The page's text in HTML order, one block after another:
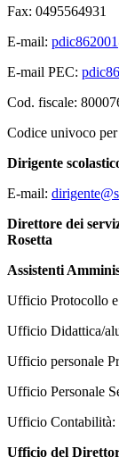
Fax: 0495564931
E-mail:
E-mail PEC:
Cod. fiscale:
Codice univoco
Dirigente
E-mail:
Direttore dei
Rosetta
Assistenti
Ufficio Protocollo
Ufficio Didattica/
Ufficio personale
Ufficio Personale
Ufficio Contabilità:
Ufficio del